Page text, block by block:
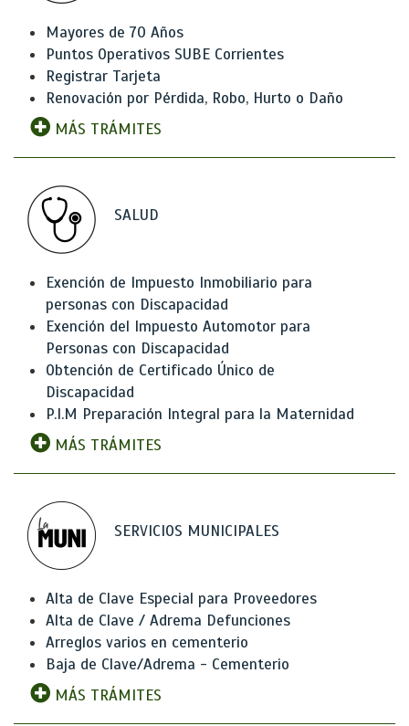
Mayores de 70 Años
Puntos Operativos SUBE Corrientes
Registrar Tarjeta
Renovación por Pérdida, Robo, Hurto o Daño
MÁS TRÁMITES
SALUD
Exención de Impuesto Inmobiliario para
personas con Discapacidad
Exención del Impuesto Automotor para
Personas con Discapacidad
Obtención de Certificado Único de
Discapacidad
P.I.M Preparación Integral para la Maternidad
MÁS TRÁMITES
SERVICIOS MUNICIPALES
Alta de Clave Especial para Proveedores
Alta de Clave / Adrema Defunciones
Arreglos varios en cementerio
Baja de Clave/Adrema - Cementerio
MÁS TRÁMITES